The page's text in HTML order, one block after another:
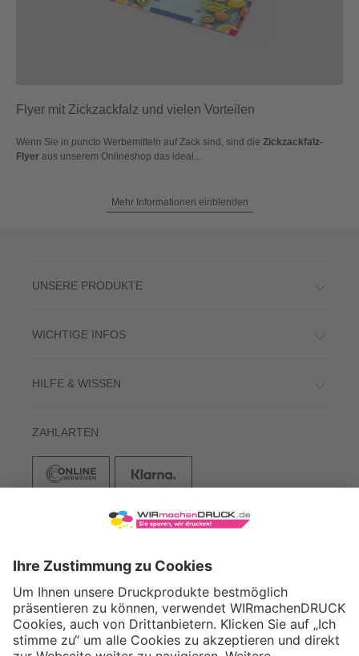
Flyer mit Zickzackfalz und vielen Vorteilen
Wenn Sie in puncto Werbemitteln auf Zack sind, sind die Zickzackfalz-
Flyer aus unserem Onlineshop das ideal...
Mehr Informationen einblenden
UNSERE PRODUKTE
WICHTIGE INFOS
HILFE & WISSEN
ZAHLARTEN